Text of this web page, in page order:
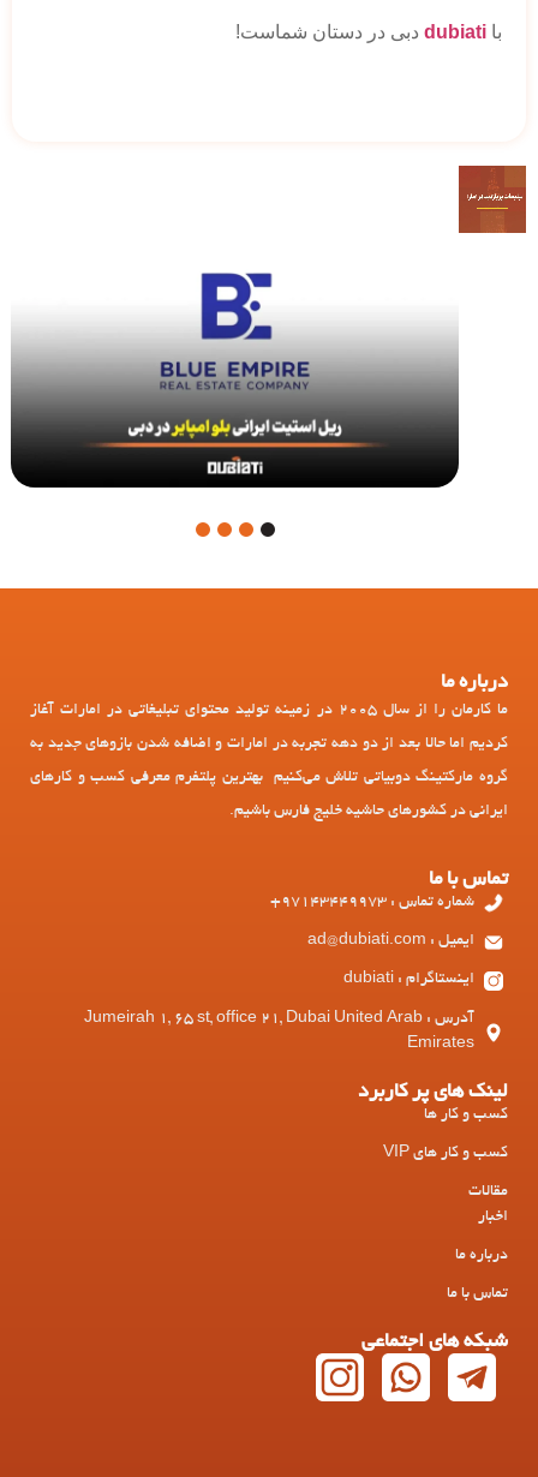
با dubiati دبی در دستان شماست!
1
درباره ما
ما کارمان را از سال 2005 در زمینه تولید محتوای تبلیغاتی در امارات آغاز
کردیم اما حالا بعد از دو دهه تجربه در امارات و اضافه شدن بازوهای جدید به
گروه مارکتینگ دوبیاتی تلاش می‌کنیم بهترین پلتفرم معرفی کسب و کارهای
ایرانی در کشورهای حاشیه خلیج فارس باشیم.
تماس با ما
شماره تماس : 97143449973+
ایمیل : ad@dubiati.com
اینستاگرام : dubiati
آدرس : Jumeirah 1, 65 st, office 21, Dubai United Arab
Emirates
لینک های پر کاربرد
کسب و کار ها
کسب و کار های VIP
مقالات
اخبار
درباره ما
تماس با ما
شبکه های اجتماعی